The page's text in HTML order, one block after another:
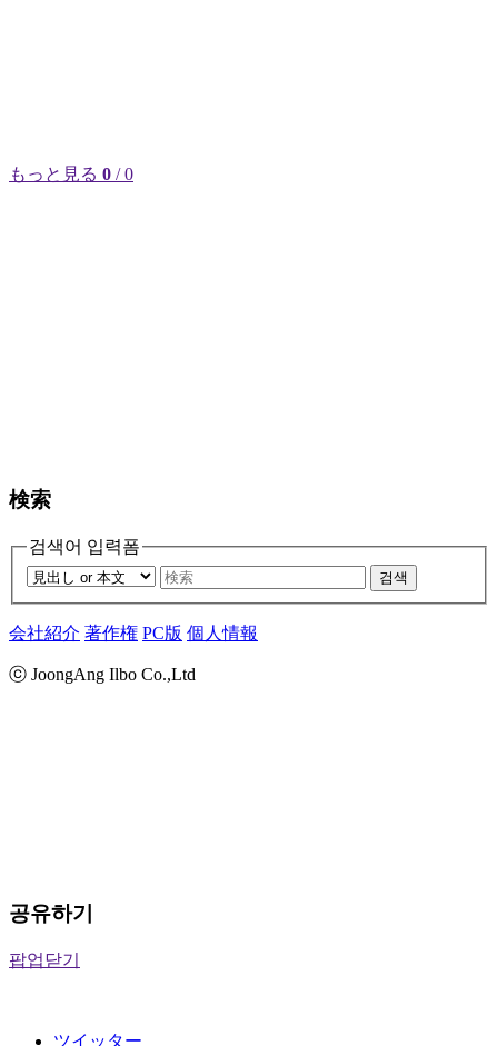
もっと見る 0 / 0
検索
검색어 입력폼
검색
会社紹介 著作権 PC版 個人情報
ⓒ JoongAng Ilbo Co.,Ltd
공유하기
팝업닫기
ツイッター